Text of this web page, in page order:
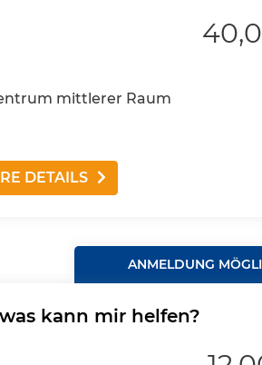
mittlerer Raum
DETAILS
ANMELDUNG
kann mir helfen?